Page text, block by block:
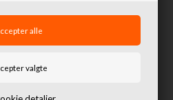
produkter